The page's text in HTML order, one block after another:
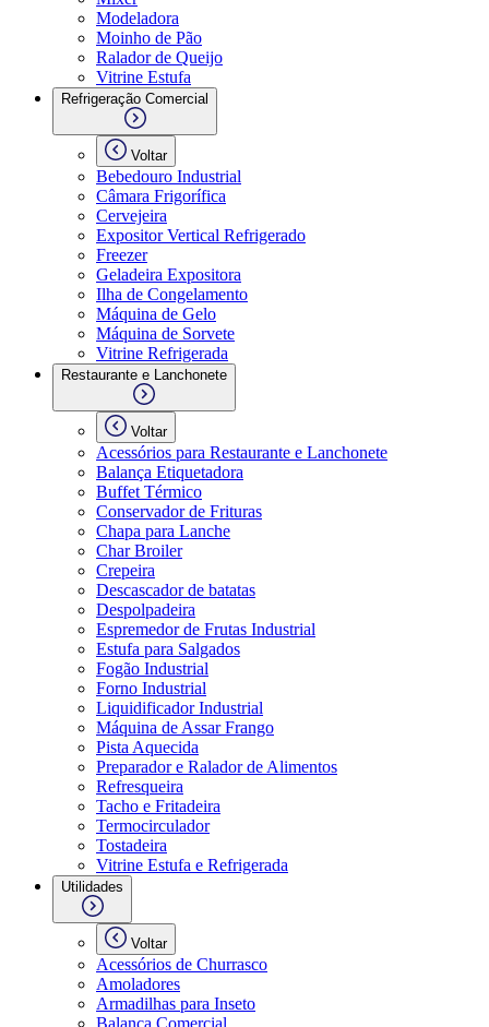
Modeladora
Moinho de Pão
Ralador de Queijo
Vitrine Estufa
Refrigeração Comercial
Voltar
Bebedouro Industrial
Câmara Frigorífica
Cervejeira
Expositor Vertical Refrigerado
Freezer
Geladeira Expositora
Ilha de Congelamento
Máquina de Gelo
Máquina de Sorvete
Vitrine Refrigerada
Restaurante e Lanchonete
Voltar
Acessórios para Restaurante e Lanchonete
Balança Etiquetadora
Buffet Térmico
Conservador de Frituras
Chapa para Lanche
Char Broiler
Crepeira
Descascador de batatas
Despolpadeira
Espremedor de Frutas Industrial
Estufa para Salgados
Fogão Industrial
Forno Industrial
Liquidificador Industrial
Máquina de Assar Frango
Pista Aquecida
Preparador e Ralador de Alimentos
Refresqueira
Tacho e Fritadeira
Termocirculador
Tostadeira
Vitrine Estufa e Refrigerada
Utilidades
Voltar
Acessórios de Churrasco
Amoladores
Armadilhas para Inseto